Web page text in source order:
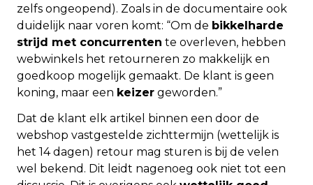
zelfs ongeopend). Zoals in de documentaire ook
duidelijk naar voren komt: “Om de bikkelharde
strijd met concurrenten te overleven, hebben
webwinkels het retourneren zo makkelijk en
goedkoop mogelijk gemaakt. De klant is geen
koning, maar een keizer geworden.”
Dat de klant elk artikel binnen een door de
webshop vastgestelde zichttermijn (wettelijk is
het 14 dagen) retour mag sturen is bij de velen
wel bekend. Dit leidt nagenoeg ook niet tot een